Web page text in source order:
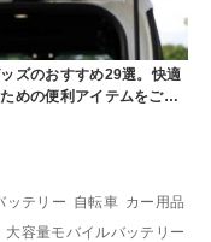
ズのおすすめ29選。快適
めの便利アイテムをご…
ッテリー 自転車 カー用品
大容量モバイルバッテリー